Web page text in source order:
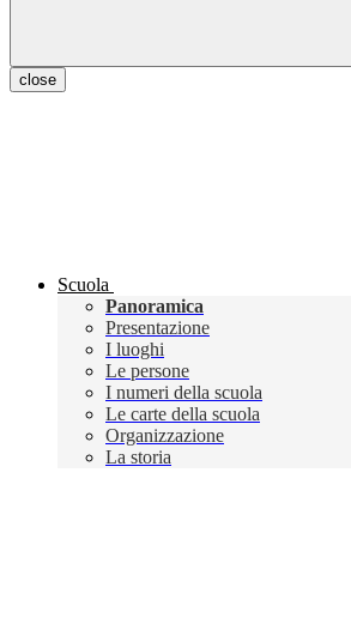
close
Scuola
Panoramica
Presentazione
I luoghi
Le persone
I numeri della scuola
Le carte della scuola
Organizzazione
La storia